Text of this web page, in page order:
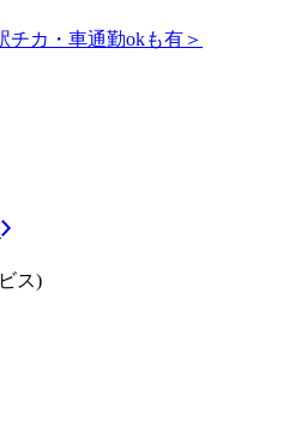
カ・車通勤okも有＞
ス)